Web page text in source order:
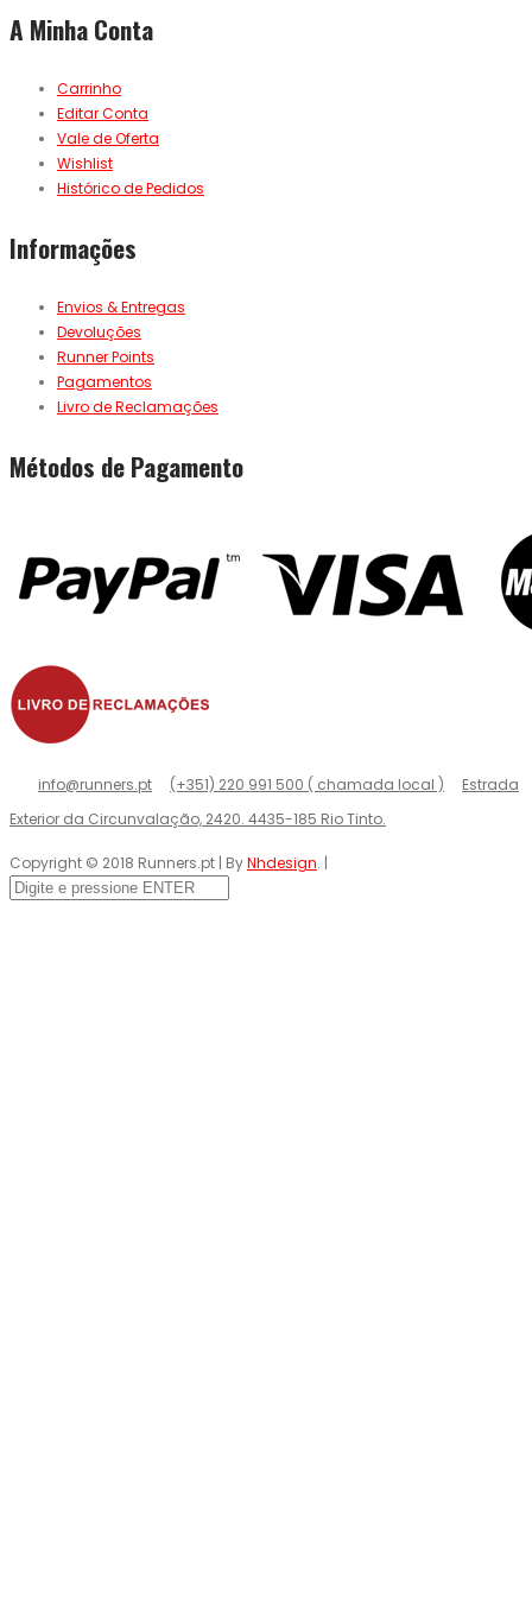
A Minha Conta
Carrinho
Editar Conta
Vale de Oferta
Wishlist
Histórico de Pedidos
Informações
Envios & Entregas
Devoluções
Runner Points
Pagamentos
Livro de Reclamações
Métodos de Pagamento
info@runners.pt (+351) 220 991 500 ( chamada local )
Estrada
Exterior da Circunvalação, 2420. 4435-185 Rio Tinto.
Copyright © 2018 Runners.pt | ByNhdesign. |